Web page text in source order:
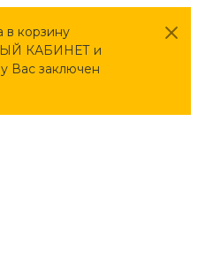
в корзину
КАБИНЕТ и
Вас заключен